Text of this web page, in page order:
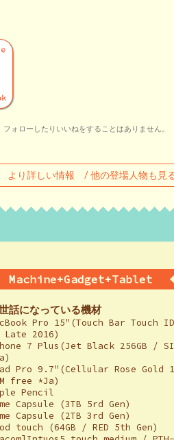
ォローしたりいいねをすることはありません。
より詳しい情報 / 他の登場人物も見
Machine+Gadget+Tablet
話になっている機材
Pro 15"(Touch Bar Touch
2016)
7 Plus(Jet Black 256GB /
Pro 9.7"(Cellular Rose Gold
free *Ja)
Pencil
Capsule (3TB 5rd Gen)
Capsule (2TB 3rd Gen)
touch (64GB / RED 5th Gen)